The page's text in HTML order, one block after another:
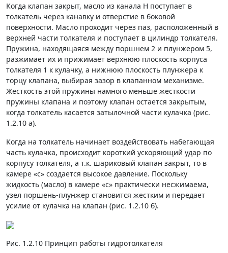
Когда клапан закрыт, масло из канала Н поступает в
толкатель через канавку и отверстие в боковой
поверхности. Масло проходит через паз, расположенный в
верхней части толкателя и поступает в цилиндр толкателя.
Пружина, находящаяся между поршнем 2 и плунже­ром 5,
разжимает их и прижимает верхнюю плоскость корпуса
толкателя 1 к кулачку, а нижнюю плоскость плунжера к
торцу клапана, выбирая зазор в клапанном механизме.
Жесткость этой пружины намного меньше жесткости
пружины клапана и поэтому клапан остается закрытым,
когда толкатель касается затылочной части кулачка (рис.
1.2.10 а).
Когда на толкатель начинает воздействовать набега­ющая
часть кулачка, происходит короткий ускоряющий удар по
корпусу толкателя, а т.к. шариковый клапан закрыт, то в
камере «с» создается высокое давление. Поскольку
жидкость (масло) в камере «с» практически несжимаема,
узел поршень-плунжер становится жест­ким и передает
усилие от кулачка на клапан (рис. 1.2.10 б).
Рис. 1.2.10 Принцип работы гидротолкателя